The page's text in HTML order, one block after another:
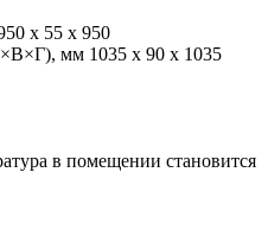
x 55 x 950
мм 1035 x 90 x 1035
в помещении становится